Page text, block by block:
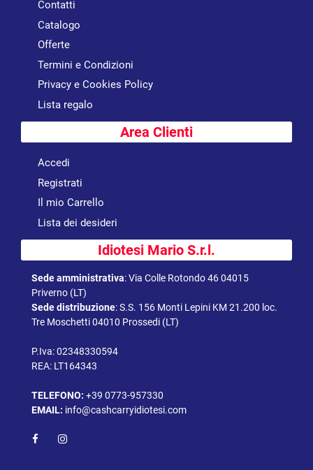
Contatti
Catalogo
Offerte
Termini e Condizioni
Privacy e Cookies Policy
Lista regalo
Area Clienti
Accedi
Registrati
Il mio Carrello
Lista dei desideri
Idiotesi Mario S.r.l.
Sede amministrativa:Via Colle Rotondo 46 04015
Priverno (LT)
Sede distribuzione:S.S. 156 Monti Lepini KM 21.200 loc.
Tre Moschetti 04010 Prossedi (LT)
P.Iva: 02348330594
REA: LT164343
TELEFONO: +39 0773-957330
EMAIL: info@cashcarryidiotesi.com